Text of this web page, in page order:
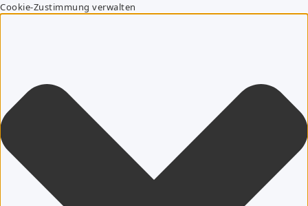
Cookie-Zustimmung verwalten